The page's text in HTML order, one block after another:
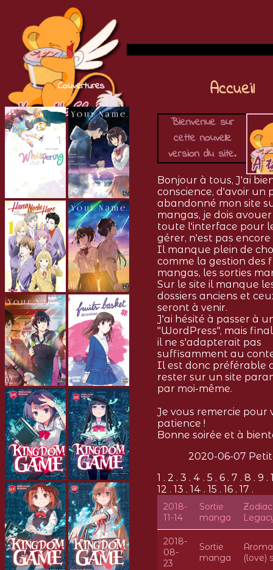
Couvertures Accueil
Bienvenue sur
cette nouvelle
version du site.
Bonjour à tous, J'ai
conscience, d'avoir un
abandonné mon site
mangas, je dois
toute l'interface pour
gérer, n'est pas
Il manque plein de
comme la gestion des
mangas, les sorties
Sur le site il manque
dossiers anciens et
seront à venir.
J'ai hésité à passer à
"WordPress", mais
il ne s'adapterait pas
suffisamment au
Il est donc préférable
rester sur un site
par moi-même.
Je vous remercie pour
patience !
Bonne soirée et à
2020-06-07
1 . 2 . 3 . 4 . 5 . 6 . 7 . 8 . 9 .
12 . 13 . 14 . 15 . 16 . 17 .
2018-
11-14
Sortie
manga
Zodiac
2018-
08-
23
Sortie
manga
(love)